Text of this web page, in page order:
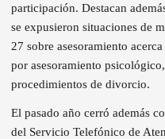
participación. Destacan
se expusieron situaciones de
27 sobre asesoramiento
por asesoramiento
procedimientos de divorcio.
El pasado año cerró además
del Servicio Telefónico de